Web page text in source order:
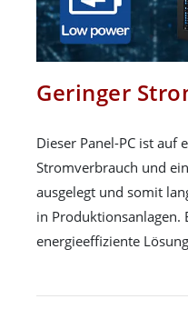
Geringer
Dieser Panel-PC ist auf
Stromverbrauch und
ausgelegt und somit
in Produktionsanlagen.
energieeffiziente